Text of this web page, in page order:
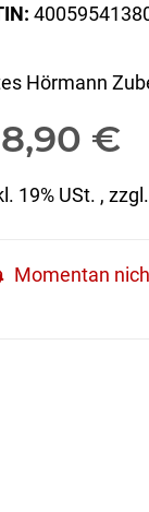
Hörmann
€
19% USt. , zzgl.
Momentan